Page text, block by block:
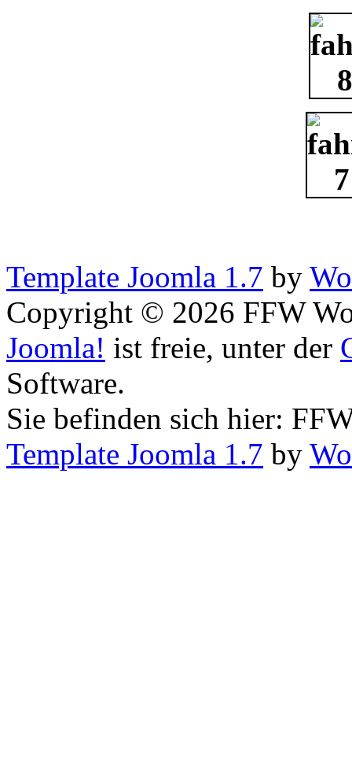
Template Joomla 1.7 by
Copyright © 2026 FFW
Joomla! ist freie, unter der
Software.
Sie befinden sich hier:
Template Joomla 1.7 by